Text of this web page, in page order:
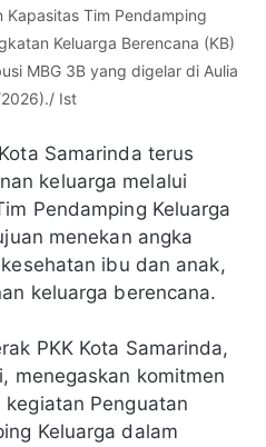
Kapasitas Tim Pendamping
Keluarga Berencana (KB)
MBG 3B yang digelar di Aulia
Ist
Samarinda terus
keluarga melalui
Pendamping Keluarga
menekan angka
ibu dan anak,
keluarga berencana.
PKK Kota Samarinda,
menegaskan komitmen
Penguatan
Keluarga dalam